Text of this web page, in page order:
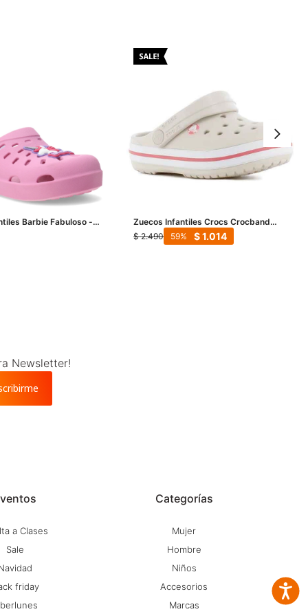
Barbie Fabuloso -
Zuecos Infantiles Crocs Crocband
Clog - Anaranjado Melón
$ 2.490 $1.014
59
a Clases
Sale
friday
Categorías
Mujer
Hombre
Niños
Accesorios
Marcas
Newsletter!